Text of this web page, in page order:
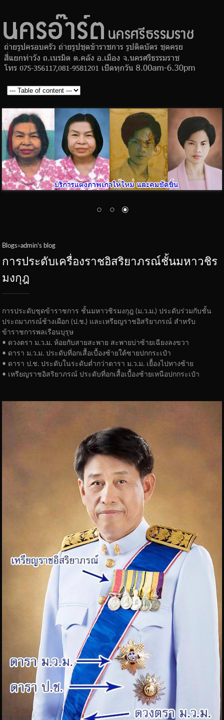
Skip to
main
content
นคร
อ๊าร์ต
ร้านถ่ายรูป
ครอบครัว
ถ่ายรูป
ข้าราชการ
ถ่ายรูปติด
บัตร สมัคร
งาน ชุด
ครุย
MAIN MENU
Blogs»admin's blog
การประดับเครื่องราชอิสริยาภรณ์ชั้นมหาวชิร
มงกุฎ
การประดับชุดข้าราชการ ชั้นมหาวชิรมงกุฎ (ม.ว.ม.) ประดับร่วมกับชั้น
ประถมาภรณ์ช้างเผือก (ป.ช.) และเหรียญราชอิสริยาภรณ์ สำหรับ
ข้าราชการพลเรือนบุรุษ
• ดวงตรา ม.ว.ม. ห้อยกับสายสะพาย สะพายบ่าซ้ายเฉียงลงขวา
• ดารา ม.ว.ม. ประดับที่อกเสื้อเบื้องซ้ายใต้ซายปกกระเป๋า
• ดารา ป.ช. ประดับในระดับต่ำกว่าดารา ม.ว.ม. เยื้องไปทางซ้าย
• เหรียญราชอิสริยาภรณ์ ประดับที่อกเสื้อเบื้องซ้ายเหนือปกกระเป๋า